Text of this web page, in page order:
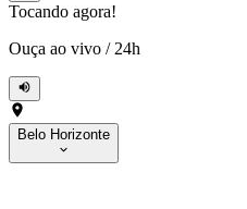
Tocando agora!
Ouça ao vivo / 24h
Belo Horizonte